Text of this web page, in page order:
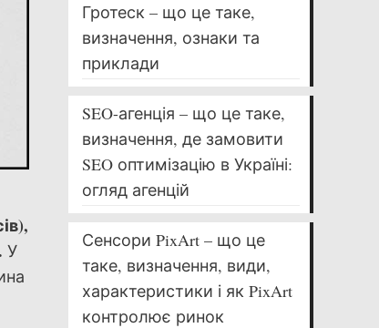
У
Гротеск – що це таке,
визначення, ознаки та
приклади
SEO-агенція – що це таке,
визначення, де замовити
SEO оптимізацію в Україні:
огляд агенцій
Сенсори PixArt – що це
таке, визначення, види,
характеристики і як PixArt
контролює ринок